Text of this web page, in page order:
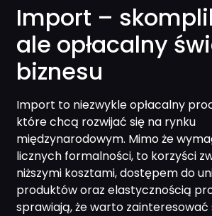
Import –
ale opłacalny
biznesu
Import to niezwykle opłacalny
które chcą rozwijać się na rynku
międzynarodowym. Mimo że
licznych formalności, to korzyści
niższymi kosztami, dostępem do
produktów oraz elastycznością
sprawiają, że warto